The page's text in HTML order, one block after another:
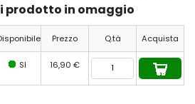
prodotto in omaggio
Prezzo Q.tà Acquista
SI 16,90 €